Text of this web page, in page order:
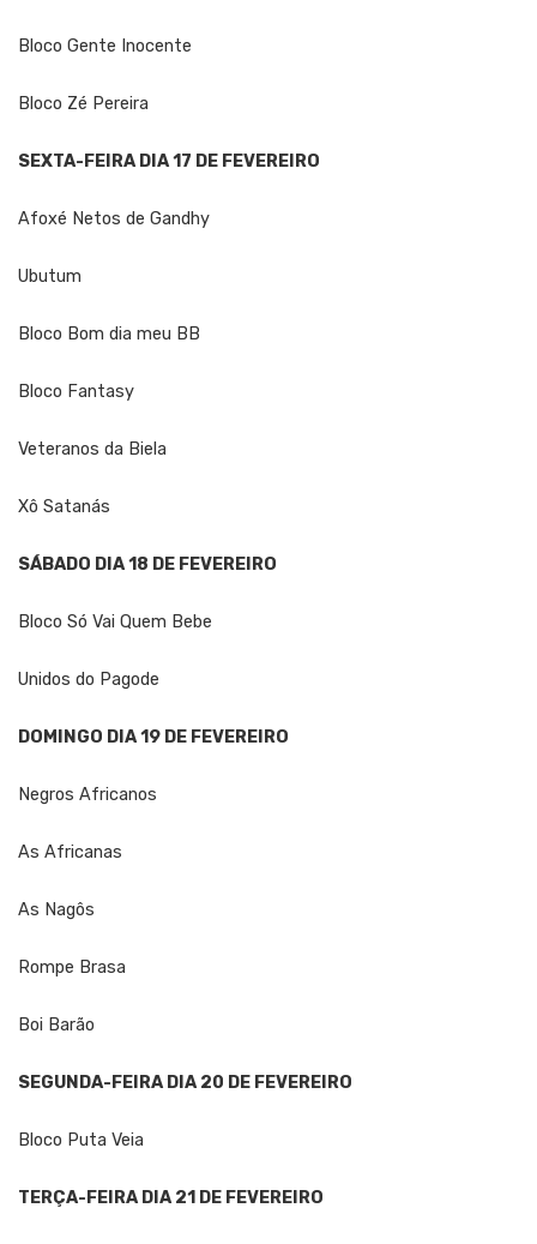
Bloco Gente Inocente
Bloco Zé Pereira
SEXTA-FEIRA DIA 17 DE FEVEREIRO
Afoxé Netos de Gandhy
Ubutum
Bloco Bom dia meu BB
Bloco Fantasy
Veteranos da Biela
Xô Satanás
SÁBADO DIA 18 DE FEVEREIRO
Bloco Só Vai Quem Bebe
Unidos do Pagode
DOMINGO DIA 19 DE FEVEREIRO
Negros Africanos
As Africanas
As Nagôs
Rompe Brasa
Boi Barão
SEGUNDA-FEIRA DIA 20 DE FEVEREIRO
Bloco Puta Veia
TERÇA-FEIRA DIA 21 DE FEVEREIRO